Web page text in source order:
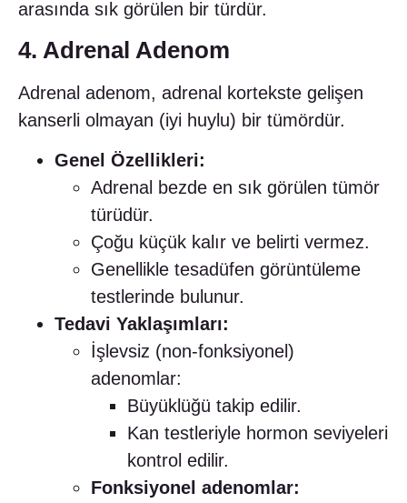
arasında sık görülen bir türdür.
4. Adrenal Adenom
Adrenal adenom, adrenal kortekste gelişen
kanserli olmayan (iyi huylu) bir tümördür.
Genel Özellikleri:
Adrenal bezde en sık görülen tümör
türüdür.
Çoğu küçük kalır ve belirti vermez.
Genellikle tesadüfen görüntüleme
testlerinde bulunur.
Tedavi Yaklaşımları:
İşlevsiz (non-fonksiyonel)
adenomlar:
Büyüklüğü takip edilir.
Kan testleriyle hormon seviyeleri
kontrol edilir.
Fonksiyonel adenomlar: